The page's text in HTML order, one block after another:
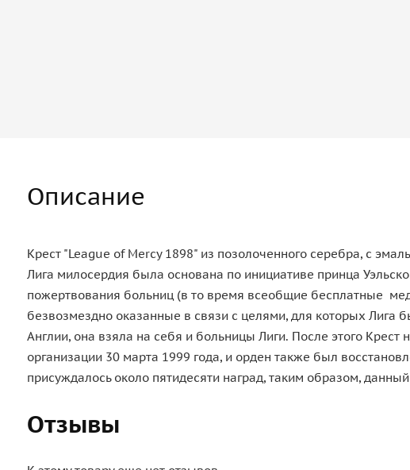
Описание
Крест "League of Mercy 1898" из позолоченного серебра, с
Лига милосердия была основана по инициативе принца
пожертвования больниц (в то время всеобщие бесплатные
безвозмездно оказанные в связи с целями, для которых Лига
Англии, она взяла на себя и больницы Лиги. После этого
организации 30 марта 1999 года, и орден также был
присуждалось около пятидесяти наград, таким образом,
Отзывы